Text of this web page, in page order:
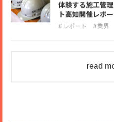
体験する施工管
ト高知開催レポ
レポート 業界
read